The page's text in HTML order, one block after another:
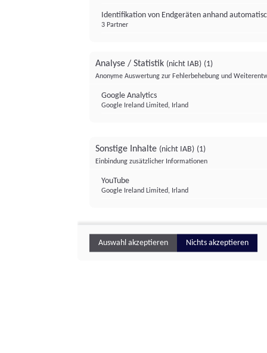
Identifikation von Endgeräten anhand
3 Partner
Analyse / Statistik (nicht IAB) (1)
Anonyme Auswertung zur Fehlerbehebung und
Google Analytics
Google Ireland Limited, Irland
Sonstige Inhalte (nicht IAB) (1)
Einbindung zusätzlicher Informationen
YouTube
Google Ireland Limited, Irland
Auswahl akzeptieren Nichts akzeptieren